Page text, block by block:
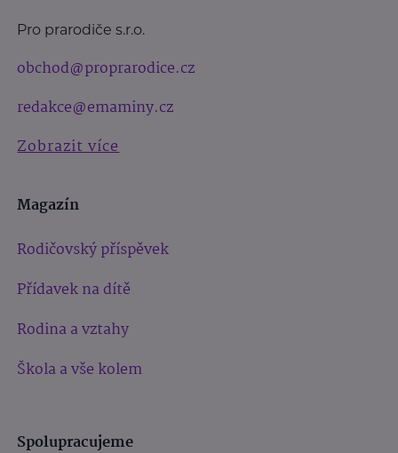
Pro prarodiče s.r.o.
obchod@proprarodice.cz
redakce@emaminy.cz
Zobrazit více
Magazín
Rodičovský příspěvek
Přídavek na dítě
Rodina a vztahy
Škola a vše kolem
Spolupracujeme